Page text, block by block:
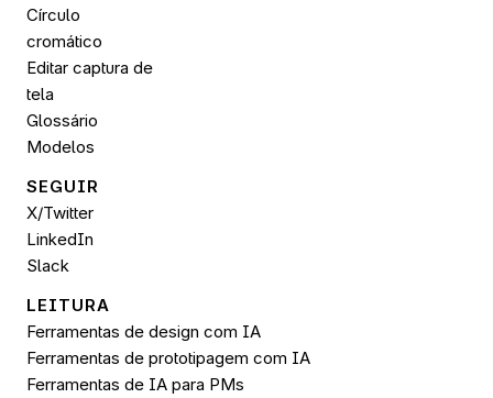
Círculo
cromático
Editar captura de
tela
Glossário
Modelos
SEGUIR
X/Twitter
LinkedIn
Slack
LEITURA
Ferramentas de design com IA
Ferramentas de prototipagem com IA
Ferramentas de IA para PMs